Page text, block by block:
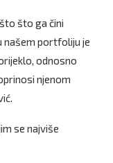
što ga čini
našem portfoliju je
odnosno
njenom
se najviše